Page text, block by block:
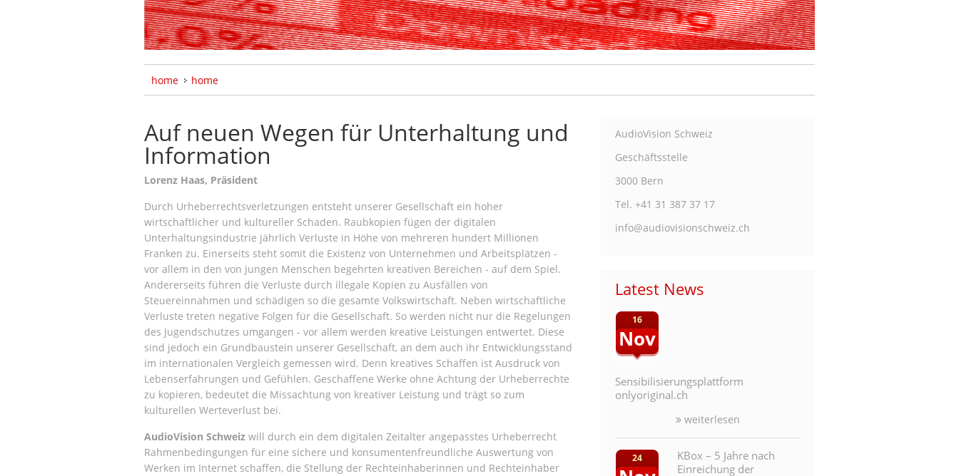
home home
Auf neuen Wegen für Unterhaltung und
Information
Lorenz Haas, Präsident
Durch Urheberrechtsverletzungen entsteht unserer Gesellschaft ein hoher
wirtschaftlicher und kultureller Schaden. Raubkopien fügen der digitalen
Unterhaltungsindustrie jährlich Verluste in Höhe von mehreren hundert Millionen
Franken zu. Einerseits steht somit die Existenz von Unternehmen und Arbeitsplätzen -
vor allem in den von jungen Menschen begehrten kreativen Bereichen - auf dem Spiel.
Andererseits führen die Verluste durch illegale Kopien zu Ausfällen von
Steuereinnahmen und schädigen so die gesamte Volkswirtschaft. Neben wirtschaftliche
Verluste treten negative Folgen für die Gesellschaft. So werden nicht nur die Regelungen
des Jugendschutzes umgangen - vor allem werden kreative Leistungen entwertet. Diese
sind jedoch ein Grundbaustein unserer Gesellschaft, an dem auch ihr Entwicklungsstand
im internationalen Vergleich gemessen wird. Denn kreatives Schaffen ist Ausdruck von
Lebenserfahrungen und Gefühlen. Geschaffene Werke ohne Achtung der Urheberrechte
zu kopieren, bedeutet die Missachtung von kreativer Leistung und trägt so zum
kulturellen Werteverlust bei.
AudioVision Schweiz will durch ein dem digitalen Zeitalter angepasstes Urheberrecht
Rahmenbedingungen für eine sichere und konsumentenfreundliche Auswertung von
Werken im Internet schaffen, die Stellung der Rechteinhaberinnen und Rechteinhaber
AudioVision Schweiz
Geschäftsstelle
3000 Bern
Tel. +41 31 387 37 17
info@audiovisionschweiz.ch
Latest News
16
Nov
Sensibilisierungsplattform
onlyoriginal.ch
weiterlesen
24
KBox – 5 Jahre nach
Einreichung der